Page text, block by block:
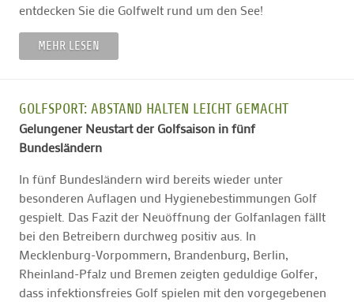
entdecken Sie die Golfwelt rund um den See!
MEHR LESEN
GOLFSPORT: ABSTAND HALTEN LEICHT GEMACHT
Gelungener Neustart der Golfsaison in fünf
Bundesländern
In fünf Bundesländern wird bereits wieder unter
besonderen Auflagen und Hygienebestimmungen Golf
gespielt. Das Fazit der Neuöffnung der Golfanlagen fällt
bei den Betreibern durchweg positiv aus. In
Mecklenburg-Vorpommern, Brandenburg, Berlin,
Rheinland-Pfalz und Bremen zeigten geduldige Golfer,
dass infektionsfreies Golf spielen mit den vorgegebenen